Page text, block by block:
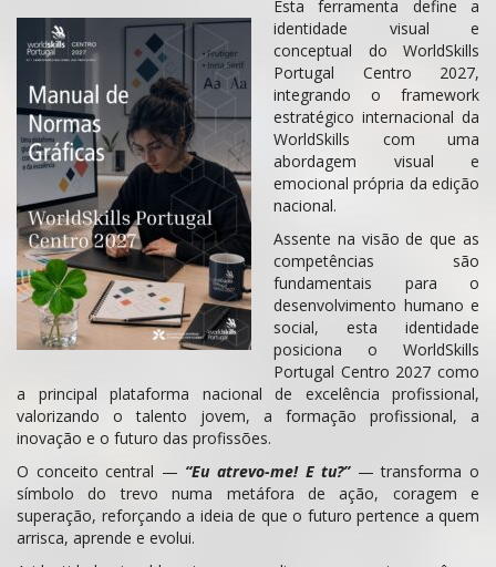
Esta ferramenta define a
identidade visual e
conceptual do WorldSkills
Portugal Centro 2027,
integrando o framework
estratégico internacional da
WorldSkills com uma
abordagem visual e
emocional própria da edição
nacional.
Assente na visão de que as
competências são
fundamentais para o
desenvolvimento humano e
social, esta identidade
posiciona o WorldSkills
Portugal Centro 2027 como
a principal plataforma nacional de excelência profissional,
valorizando o talento jovem, a formação profissional, a
inovação e o futuro das profissões.
O conceito central — “Eu atrevo-me! E tu?”— transforma o
símbolo do trevo numa metáfora de ação, coragem e
superação, reforçando a ideia de que o futuro pertence a quem
arrisca, aprende e evolui.